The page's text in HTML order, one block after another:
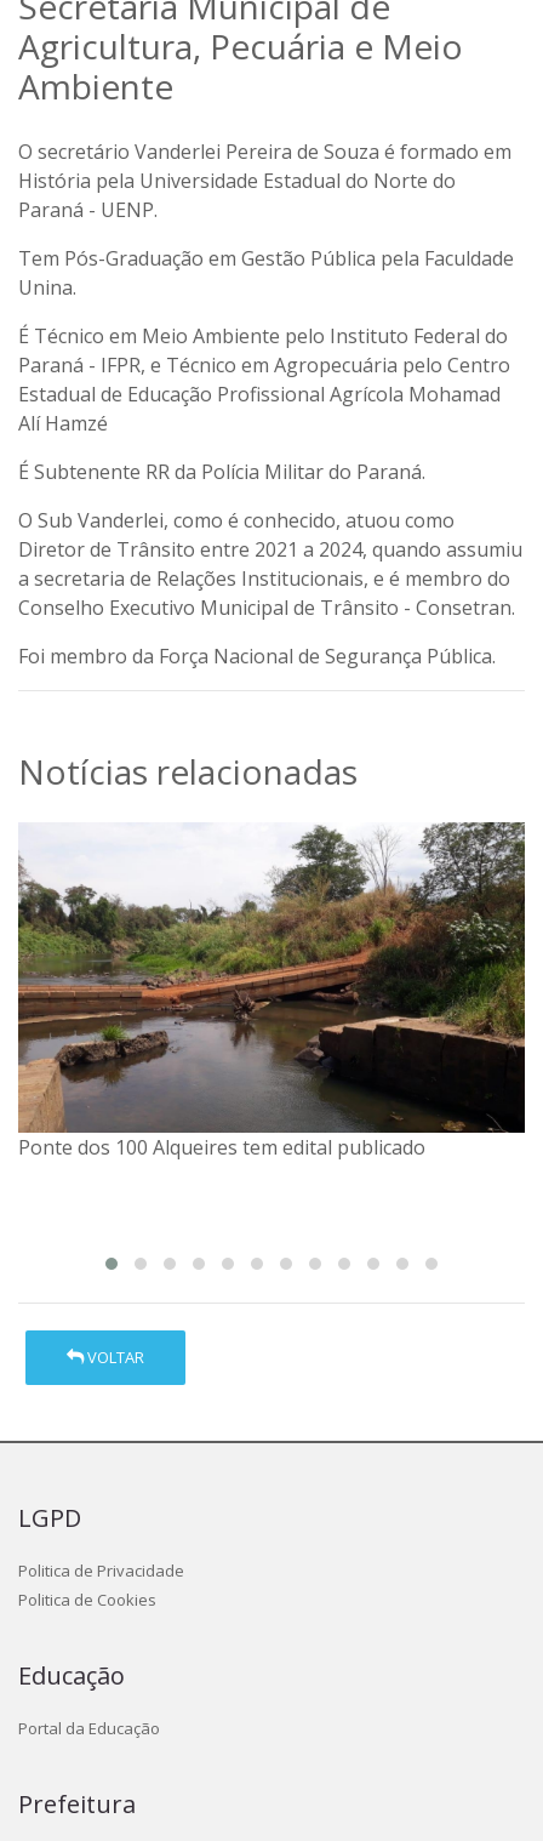
Agricultura, Pecuária e Meio
Ambiente
O secretário Vanderlei Pereira de Souza é formado em
História pela Universidade Estadual do Norte do
Paraná - UENP.
Tem Pós-Graduação em Gestão Pública pela Faculdade
Unina.
É Técnico em Meio Ambiente pelo Instituto Federal do
Paraná - IFPR, e Técnico em Agropecuária pelo Centro
Estadual de Educação Profissional Agrícola Mohamad
Alí Hamzé
É Subtenente RR da Polícia Militar do Paraná.
O Sub Vanderlei, como é conhecido, atuou como
Diretor de Trânsito entre 2021 a 2024, quando assumiu
a secretaria de Relações Institucionais, e é membro do
Conselho Executivo Municipal de Trânsito - Consetran.
Foi membro da Força Nacional de Segurança Pública.
Notícias relacionadas
Ponte dos 100 Alqueires tem edital publicado
Encontro de Agricultores celebra o Dia do Agricultor
VOLTAR
LGPD
Politica de Privacidade
Politica de Cookies
Educação
Portal da Educação
Prefeitura